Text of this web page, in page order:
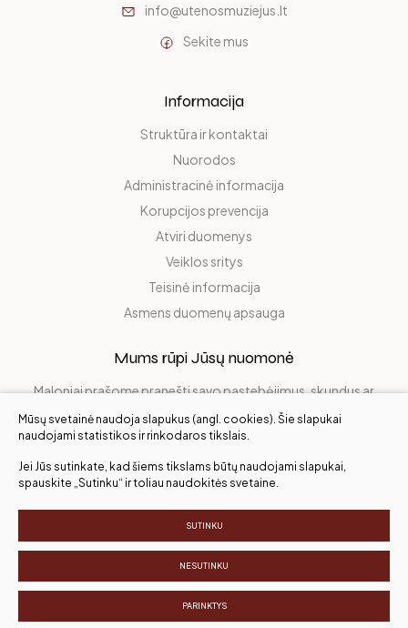
info@utenosmuziejus.lt
Sekite mus
Informacija
Struktūra ir kontaktai
Nuorodos
Administracinė informacija
Korupcijos prevencija
Atviri duomenys
Veiklos sritys
Teisinė informacija
Asmens duomenų apsauga
Mums rūpi Jūsų nuomonė
Maloniai prašome pranešti savo pastebėjimus, skundus ar
Įvertinkite mus
Visos teisės saugomos. ©
Slapukų parinktys
Duomenų apsauga
Mūsų svetainė naudoja slapukus (angl. cookies). Šie slapukai
naudojami statistikos ir rinkodaros tikslais.
Jei Jūs sutinkate, kad šiems tikslams būtų naudojami slapukai,
spauskite „Sutinku“ ir toliau naudokitės svetaine.
SUTINKU
NESUTINKU
PARINKTYS